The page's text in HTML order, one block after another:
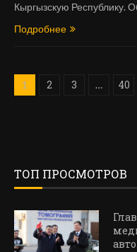
Кыргызскую Республику.
Подробнее
1 2 3 … 40
ТОП ПРОСМОТРОВ